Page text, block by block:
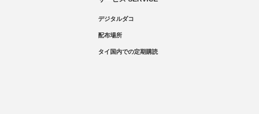
デジタルダコ
配布場所
タイ国内での定期購読